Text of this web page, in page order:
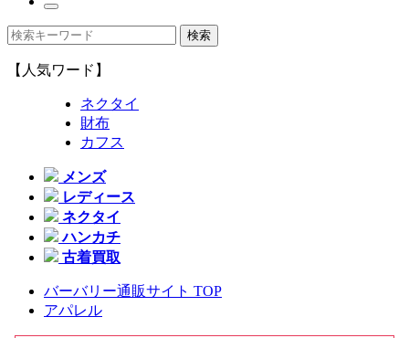
【人気ワード】
ネクタイ
財布
カフス
メンズ
レディース
ネクタイ
ハンカチ
古着買取
バーバリー通販サイト TOP
アパレル